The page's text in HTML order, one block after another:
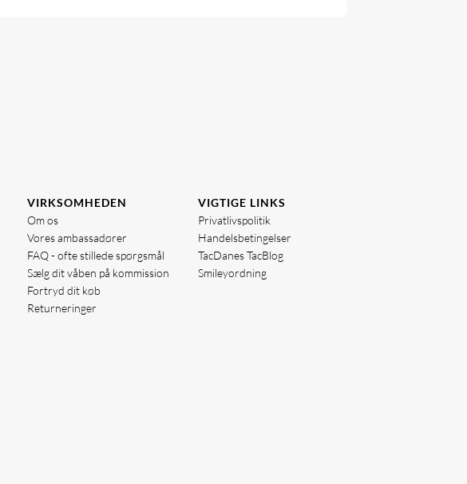
VIRKSOMHEDEN
Om os
Vores ambassadører
FAQ - ofte stillede spørgsmål
Sælg dit våben på kommission
Fortryd dit køb
Returneringer
VIGTIGE LINKS
Privatlivspolitik
Handelsbetingelser
TacDanes TacBlog
Smileyordning